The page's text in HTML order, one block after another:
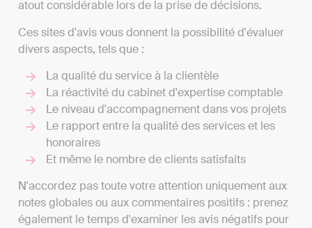
atout considérable lors de la prise de décisions.
Ces sites d'avis vous donnent la possibilité d'évaluer
divers aspects, tels que :
La qualité du service à la clientèle
La réactivité du cabinet d'expertise comptable
Le niveau d'accompagnement dans vos projets
Le rapport entre la qualité des services et les
honoraires
Et même le nombre de clients satisfaits
N'accordez pas toute votre attention uniquement aux
notes globales ou aux commentaires positifs : prenez
également le temps d'examiner les avis négatifs pour